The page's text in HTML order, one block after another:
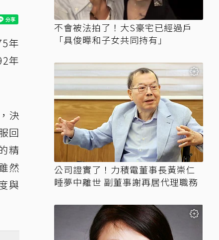
年
年
決
回
精
然
與
不會被法拍了！大S豪宅已經過戶
「具俊曄和子女共同持有」
公司證實了！力積電董事長黃崇仁
睡夢中離世 副董事謝再居代理職務